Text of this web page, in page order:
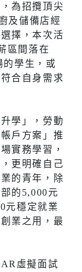
為招攬頂尖
及儲備店經
擇，本次活
區間落在
的學生，或
合自身需求
學」，勞動
戶方案」推
實務學習，
更明確自己
的青年，除
的5,000元
元穩定就業
業之用，最
虛擬面試